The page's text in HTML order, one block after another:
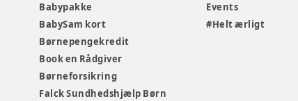
Babypakke
BabySam kort
Børnepengekredit
Book en Rådgiver
Børneforsikring
Falck Sundhedshjælp Børn
Events
#Helt ærligt